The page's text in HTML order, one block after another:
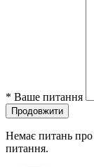
* Ваше питання
Продовжити
Немає питань про
питання.